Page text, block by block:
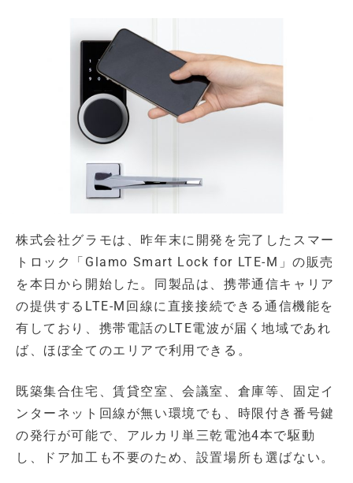
株式会社グラモは、昨年末に開発を完了したスマー
トロック「Glamo Smart Lock for LTE-M」の販売
を本日から開始した。同製品は、携帯通信キャリア
の提供するLTE-M回線に直接接続できる通信機能を
有しており、携帯電話のLTE電波が届く地域であれ
ば、ほぼ全てのエリアで利用できる。
既築集合住宅、賃貸空室、会議室、倉庫等、固定イ
ンターネット回線が無い環境でも、時限付き番号鍵
の発行が可能で、アルカリ単三乾電池4本で駆動
し、ドア加工も不要のため、設置場所も選ばない。